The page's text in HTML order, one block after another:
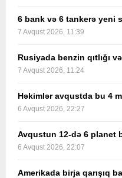
6 bank və 6 tankerə yeni
7 Avqust 2026, 11:39
Rusiyada benzin qıtlığı
7 Avqust 2026, 11:24
Həkimlər avqustda bu 4
6 Avqust 2026, 22:27
Avqustun 12-də 6 planet
6 Avqust 2026, 22:07
Amerikada birja qarışıq